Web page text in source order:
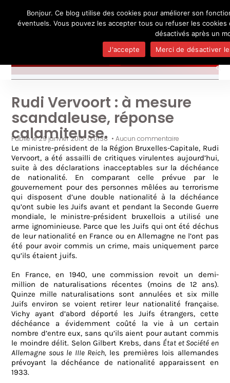
UN BLOG DESEL
Je pense, donc je ne suis personne
L'auteur
Médias
Rudi Vervoort : à mesure
scandaleuse, réponse
calamiteuse.
Publié le29 janvier 2015 à01:38 •Aucun commentaire
Le ministre-président de la Région Bruxelles-Capitale, Rudi
Vervoort, a été assailli de critiques virulentes aujourd’hui,
suite à des déclarations inacceptables sur la déchéance
de nationalité. En comparant celle prévue par le
gouvernement pour des personnes mêlées au terrorisme
qui disposent d’une double nationalité à la déchéance
qu’ont subie les Juifs avant et pendant la Seconde Guerre
mondiale, le ministre-président bruxellois a utilisé une
arme ignominieuse. Parce que les Juifs qui ont été déchus
de leur nationalité en France ou en Allemagne ne l’ont pas
été pour avoir commis un crime, mais uniquement parce
qu’ils étaient juifs.
En France, en 1940, une commission revoit un demi-
million de naturalisations récentes (moins de 12 ans).
Quinze mille naturalisations sont annulées et six mille
Juifs environ se voient retirer leur nationalité française.
Vichy ayant d’abord déporté les Juifs étrangers, cette
déchéance a évidemment coûté la vie à un certain
nombre d’entre eux, sans qu’ils aient pour autant commis
le moindre délit. Selon Gilbert Krebs, dans État et Société en
Allemagne sous le IIIe Reich, les premières lois allemandes
prévoyant la déchéance de nationalité apparaissent en
1933.
Bonjour. Ce blog utilise des cookies pour améliorer son
éventuels. Vous pouvez les accepter tous ou refuser les
désactivés après un
J'accepte
Merci de désactiver